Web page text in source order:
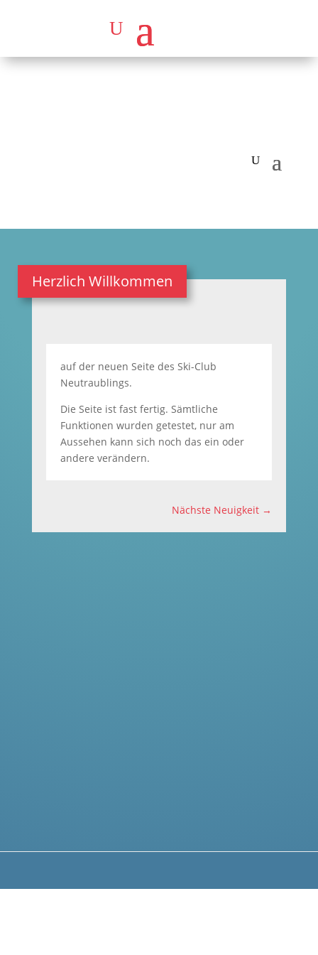
Herzlich Willkommen
auf der neuen Seite des Ski-Club
Neutraublings.
Die Seite ist fast fertig. Sämtliche
Funktionen wurden getestet, nur am
Aussehen kann sich noch das ein oder
andere verändern.
Nächste Neuigkeit →